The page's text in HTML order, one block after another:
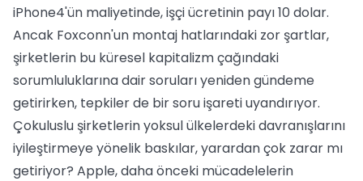
iPhone4'ün maliyetinde, işçi ücretinin payı 10 dolar.
Ancak Foxconn'un montaj hatlarındaki zor şartlar,
şirketlerin bu küresel kapitalizm çağındaki
sorumluluklarına dair soruları yeniden gündeme
getirirken, tepkiler de bir soru işareti uyandırıyor.
Çokuluslu şirketlerin yoksul ülkelerdeki davranışlarını
iyileştirmeye yönelik baskılar, yarardan çok zarar mı
getiriyor? Apple, daha önceki mücadelelerin